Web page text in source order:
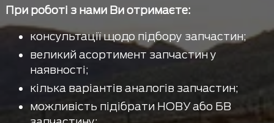
При роботі з нами Ви отримаєте:
консультації щодо підбору запчастин;
великий асортимент запчастин у
наявності;
кілька варіантів аналогів запчастин;
можливість підібрати НОВУ або БВ